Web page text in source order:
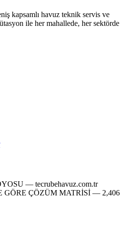
kapsamlı havuz teknik servis ve
ile her mahallede, her sektörde
— tecrubehavuz.com.tr
GÖRE ÇÖZÜM MATRİSİ — 2,406